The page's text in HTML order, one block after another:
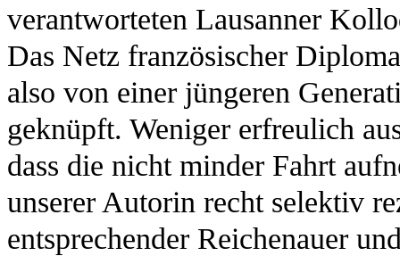
verantworteten Lausanner
Das Netz französischer
also von einer jüngeren
geknüpft. Weniger erfreulich
dass die nicht minder Fahrt
unserer Autorin recht selektiv
entsprechender Reichenauer